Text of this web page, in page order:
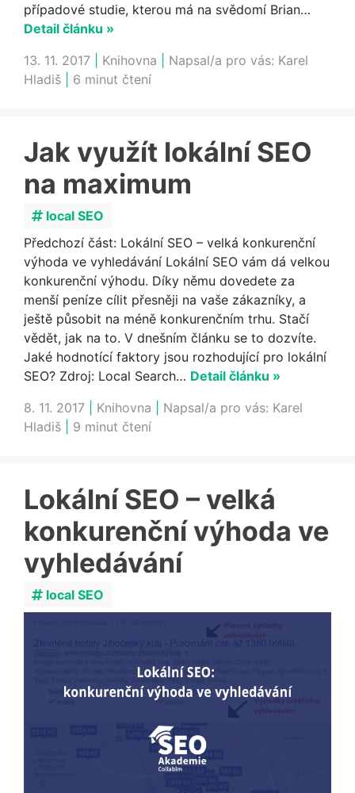
případové studie, kterou má na svědomí Brian…
Detail článku »
13. 11. 2017
Knihovna Napsal/a pro vás: Karel
Hladiš
6 minut čtení
Jak využít lokální SEO
na maximum
local SEO
Předchozí část: Lokální SEO – velká konkurenční
výhoda ve vyhledávání Lokální SEO vám dá velkou
konkurenční výhodu. Díky němu dovedete za
menší peníze cílit přesněji na vaše zákazníky, a
ještě působit na méně konkurenčním trhu. Stačí
vědět, jak na to. V dnešním článku se to dozvíte.
Jaké hodnotící faktory jsou rozhodující pro lokální
SEO? Zdroj: Local Search… Detail článku »
8. 11. 2017
Knihovna Napsal/a pro vás: Karel
Hladiš
9 minut čtení
Lokální SEO – velká
konkurenční výhoda ve
vyhledávání
local SEO